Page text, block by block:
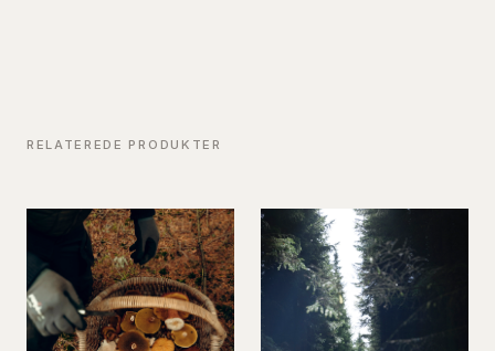
RELATEREDE PRODUKTER